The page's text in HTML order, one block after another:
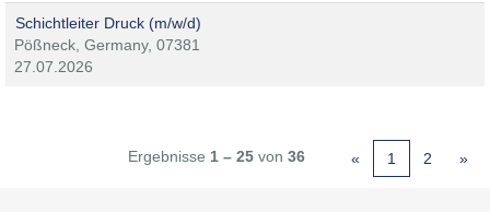
Schichtleiter Druck (m/w/d)
Pößneck, Germany, 07381
27.07.2026
Ergebnisse 1 – 25 von 36 « 1 2 »